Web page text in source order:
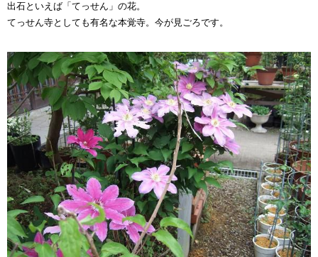
出石といえば「てっせん」の花。
てっせん寺としても有名な本覚寺。今が見ごろです。